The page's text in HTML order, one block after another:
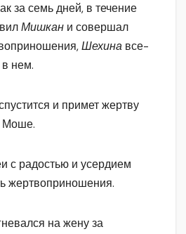
за семь дней, в течение
Мишкан и совершал
Шехина все-
нем.
и примет жертву
Моше.
с радостью и усердием
жертвоприношения.
на жену за